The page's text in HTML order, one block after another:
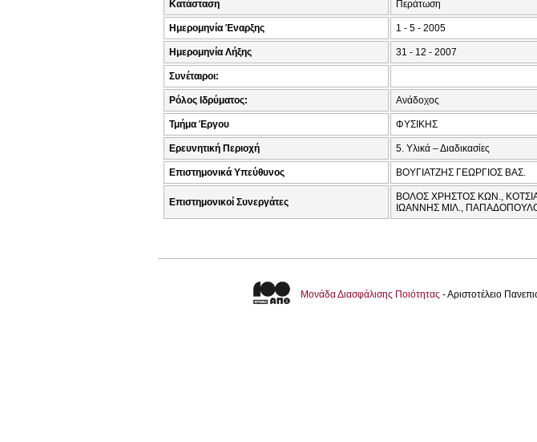
Κατάσταση Περάτωση
Ημερομηνία Έναρξης 1 - 5 - 2005
Ημερομηνία Λήξης 31 - 12 - 2007
Συνέταιροι:
Ρόλος Ιδρύματος: Ανάδοχος
Τμήμα Έργου ΦΥΣΙΚΗΣ
Ερευνητική Περιοχή 5. Υλικά – Διαδικασίες
Επιστημονικά Υπεύθυνος ΒΟΥΓΙΑΤΖΗΣ ΓΕΩΡΓΙΟΣ ΒΑΣ.
Επιστημονικοί Συνεργάτες
ΒΟΛΟΣ ΧΡΗΣΤΟΣ ΚΩΝ.,
ΙΩΑΝΝΗΣ ΜΙΛ.,
Μονάδα Διασφάλισης Ποιότητας - Αριστοτέλειο